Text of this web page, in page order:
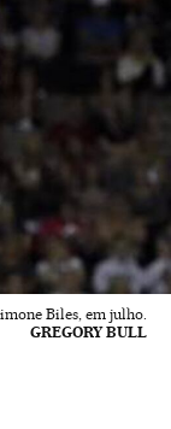
Biles, em julho.
GREGORY BULL